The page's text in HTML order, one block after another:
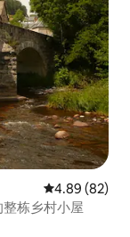
平均评分 4.89
4.89 (82)
栋乡村小屋